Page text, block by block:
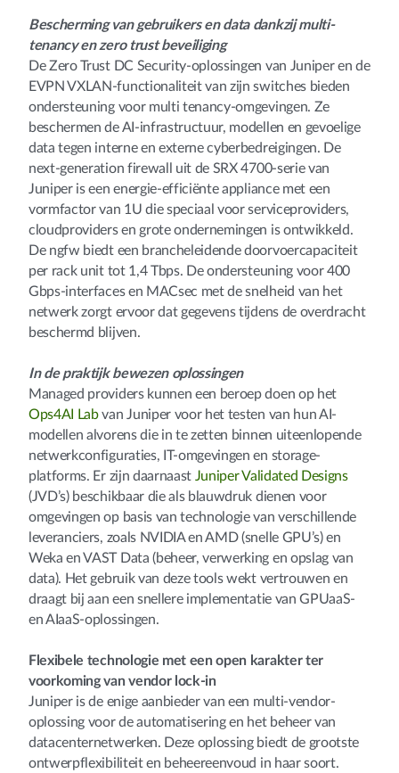
Bescherming van gebruikers en data dankzij multi-
tenancy en zero trust beveiliging
De Zero Trust DC Security-oplossingen van Juniper en de
EVPN VXLAN-functionaliteit van zijn switches bieden
ondersteuning voor multi tenancy-omgevingen. Ze
beschermen de AI-infrastructuur, modellen en gevoelige
data tegen interne en externe cyberbedreigingen. De
next-generation firewall uit de SRX 4700-serie van
Juniper is een energie-efficiënte appliance met een
vormfactor van 1U die speciaal voor serviceproviders,
cloudproviders en grote ondernemingen is ontwikkeld.
De ngfw biedt een brancheleidende doorvoercapaciteit
per rack unit tot 1,4 Tbps. De ondersteuning voor 400
Gbps-interfaces en MACsec met de snelheid van het
netwerk zorgt ervoor dat gegevens tijdens de overdracht
beschermd blijven.
In de praktijk bewezen oplossingen
Managed providers kunnen een beroep doen op het
Ops4AI Labvan Juniper voor het testen van hun AI-
modellen alvorens die in te zetten binnen uiteenlopende
netwerkconfiguraties, IT-omgevingen en storage-
platforms. Er zijn daarnaast Juniper Validated Designs
(JVD’s) beschikbaar die als blauwdruk dienen voor
omgevingen op basis van technologie van verschillende
leveranciers, zoals NVIDIA en AMD (snelle GPU’s) en
Weka en VAST Data (beheer, verwerking en opslag van
data). Het gebruik van deze tools wekt vertrouwen en
draagt bij aan een snellere implementatie van GPUaaS-
en AIaaS-oplossingen.
Flexibele technologie met een open karakter ter
voorkoming van vendor lock-in
Juniper is de enige aanbieder van een multi-vendor-
oplossing voor de automatisering en het beheer van
datacenternetwerken. Deze oplossing biedt de grootste
ontwerpflexibiliteit en beheereenvoud in haar soort.